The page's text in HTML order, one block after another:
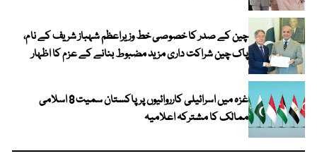
چین کے صدر کا خصوصی خط وزیراعظم شہباز شریف کے نام،
پاک چین شراکت داری مزید مضبوط بنانے کے عزم کا اظہار
غزہ میں اسرائیلی کارروائیوں پر پاکستان سمیت 8 اسلامی
ممالک کا مشترکہ اعلامیہ